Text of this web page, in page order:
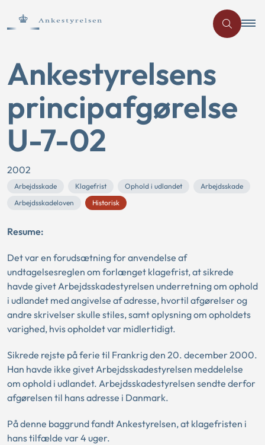
Ankestyrelsens
principafgørelse
U-7-02
2002
Arbejdsskade Klagefrist Ophold i udlandet
Arbejdsskade
Arbejdsskadeloven
Historisk
Resume:
Det var en forudsætning for anvendelse af
undtagelsesreglen om forlænget klagefrist, at sikrede
havde givet Arbejdsskadestyrelsen underretning om ophold
i udlandet med angivelse af adresse, hvortil afgørelser og
andre skrivelser skulle stiles, samt oplysning om opholdets
varighed, hvis opholdet var midlertidigt.
Sikrede rejste på ferie til Frankrig den 20. december 2000.
Han havde ikke givet Arbejdsskadestyrelsen meddelelse
om ophold i udlandet. Arbejdsskadestyrelsen sendte derfor
afgørelsen til hans adresse i Danmark.
På denne baggrund fandt Ankestyrelsen, at klagefristen i
hans tilfælde var 4 uger.